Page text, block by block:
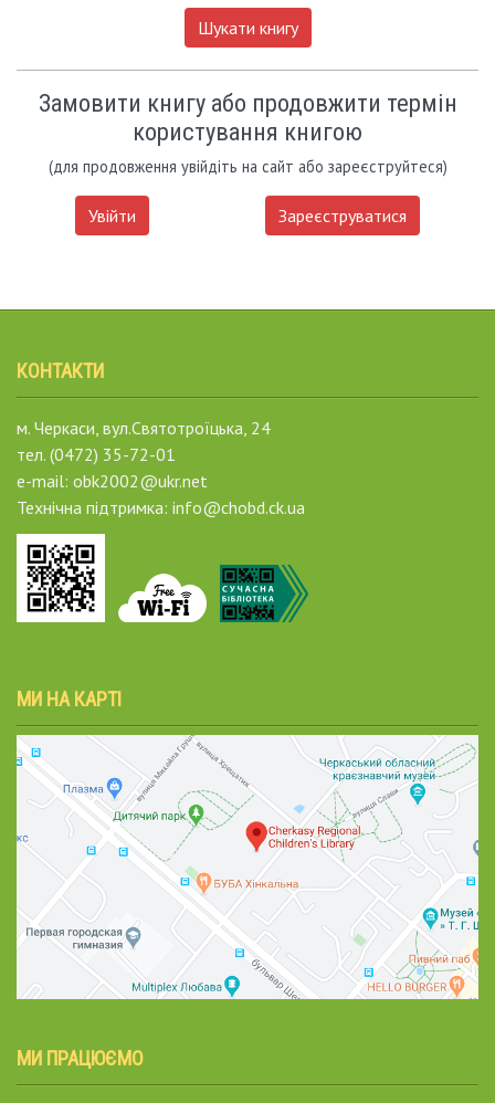
Шукати книгу
Замовити книгу або продовжити термін
користування книгою
(для продовження увійдіть на сайт або зареєструйтеся)
Увійти Зареєструватися
КОНТАКТИ
м. Черкаси, вул.Святотроїцька, 24
тел. (0472) 35-72-01
e-mail: obk2002@ukr.net
Технічна підтримка: info@chobd.ck.ua
МИ НА КАРТІ
МИ ПРАЦЮЄМО